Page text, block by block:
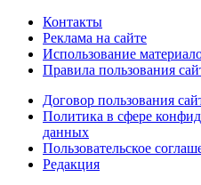
Контакты
Реклама на сайте
Использование
Правила пользования
Договор пользования
Политика в сфере
данных
Пользовательское
Редакция